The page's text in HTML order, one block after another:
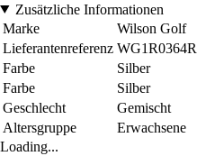
Zusätzliche Informationen
Marke
Wilson Golf
Lieferantenreferenz
Farbe
Silber
Farbe
Silber
Geschlecht
Gemischt
Altersgruppe
Erwachsene
Loading...